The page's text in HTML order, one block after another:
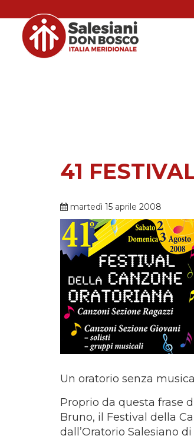
41
martedì 15 aprile 2008
Un oratorio senza
Proprio da questa frase
Bruno, il Festival della
dall’Oratorio Salesiano